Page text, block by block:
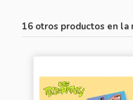
16 otros productos en la